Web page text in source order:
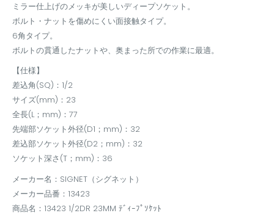
ミラー仕上げのメッキが美しいディープソケット。
ボルト・ナットを傷めにくい面接触タイプ。
6角タイプ。
ボルトの貫通したナットや、奥まった所での作業に最適。
【仕様】
差込角(SQ)：1/2
サイズ(mm)：23
全長(L；mm)：77
先端部ソケット外径(D1；mm)：32
差込部ソケット外径(D2；mm)：32
ソケット深さ(T；mm)：36
メーカー名：SIGNET（シグネット）
メーカー品番：13423
商品名：13423 1/2DR 23MM ﾃﾞｨｰﾌﾟｿｹｯﾄ